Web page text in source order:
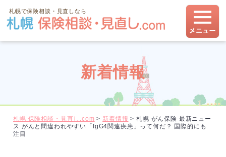
札幌で保険相談・見直しなら
新着情報
札幌 保険相談・見直し.com > 新着情報 > 札幌 がん保険 最新ニュー
ス がんと間違われやすい「IgG4関連疾患」って何だ？ 国際的にも
注目